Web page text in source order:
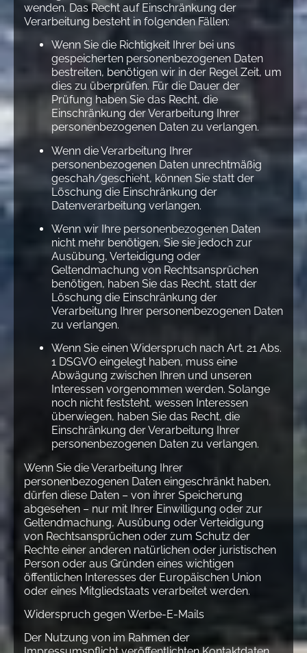
wenden. Das Recht auf Einschränkung der
Verarbeitung besteht in folgenden Fällen:
Wenn Sie die Richtigkeit Ihrer bei uns
gespeicherten personenbezogenen Daten
bestreiten, benötigen wir in der Regel Zeit, um
dies zu überprüfen. Für die Dauer der
Prüfung haben Sie das Recht, die
Einschränkung der Verarbeitung Ihrer
personenbezogenen Daten zu verlangen.
Wenn die Verarbeitung Ihrer
personenbezogenen Daten unrechtmäßig
geschah/geschieht, können Sie statt der
Löschung die Einschränkung der
Datenverarbeitung verlangen.
Wenn wir Ihre personenbezogenen Daten
nicht mehr benötigen, Sie sie jedoch zur
Ausübung, Verteidigung oder
Geltendmachung von Rechtsansprüchen
benötigen, haben Sie das Recht, statt der
Löschung die Einschränkung der
Verarbeitung Ihrer personenbezogenen Daten
zu verlangen.
Wenn Sie einen Widerspruch nach Art. 21 Abs.
1 DSGVO eingelegt haben, muss eine
Abwägung zwischen Ihren und unseren
Interessen vorgenommen werden. Solange
noch nicht feststeht, wessen Interessen
überwiegen, haben Sie das Recht, die
Einschränkung der Verarbeitung Ihrer
personenbezogenen Daten zu verlangen.
Wenn Sie die Verarbeitung Ihrer
personenbezogenen Daten eingeschränkt haben,
dürfen diese Daten – von ihrer Speicherung
abgesehen – nur mit Ihrer Einwilligung oder zur
Geltendmachung, Ausübung oder Verteidigung
von Rechtsansprüchen oder zum Schutz der
Rechte einer anderen natürlichen oder juristischen
Person oder aus Gründen eines wichtigen
öffentlichen Interesses der Europäischen Union
oder eines Mitgliedstaats verarbeitet werden.
Widerspruch gegen Werbe-E-Mails
Der Nutzung von im Rahmen der